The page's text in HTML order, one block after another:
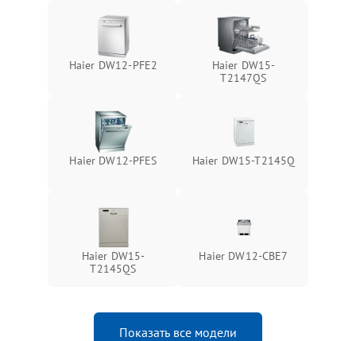
Haier DW12-PFE2
Haier DW15-
T2147QS
Haier DW12-PFES Haier DW15-T2145Q
Haier DW15-
T2145QS
Haier DW12-CBE7
Показать все модели